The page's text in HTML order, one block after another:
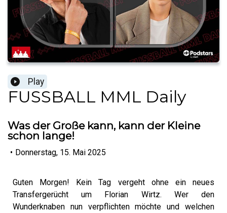
Play
FUSSBALL MML Daily
Was der Große kann, kann der Kleine
schon lange!
• Donnerstag, 15. Mai 2025
Guten Morgen! Kein Tag vergeht ohne ein neues
Transfergerücht um Florian Wirtz. Wer den
Wunderknaben nun verpflichten möchte und welchen